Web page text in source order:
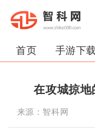
首页 手游下载
在攻城掠
来源： 智科网